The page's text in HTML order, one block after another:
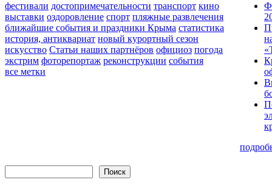
фестивали достопримечательности транспорт кино
выставки оздоровление спорт пляжные развлечения
ближайшие события и праздники Крыма статистика
история, антиквариат новый курортный сезон
искусство Статьи наших партнёров официоз погода
экстрим фоторепортаж реконструкции события
все метки